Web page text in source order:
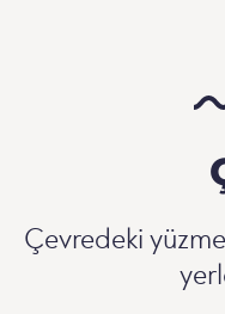
Çevredeki